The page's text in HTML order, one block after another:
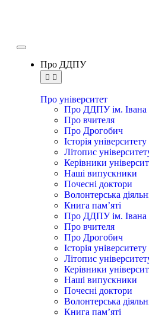
Про ДДПУ
Про університет
Про ДДПУ ім. Івана
Про вчителя
Про Дрогобич
Історія університету
Літопис
Керівники
Наші випускники
Почесні доктори
Волонтерська
Книга пам’яті
Про ДДПУ ім. Івана
Про вчителя
Про Дрогобич
Історія університету
Літопис
Керівники
Наші випускники
Почесні доктори
Волонтерська
Книга пам’яті